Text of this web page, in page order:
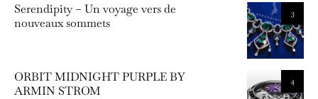
3
Serendipity – Un voyage vers de
nouveaux sommets
4
ORBIT MIDNIGHT PURPLE BY
ARMIN STROM